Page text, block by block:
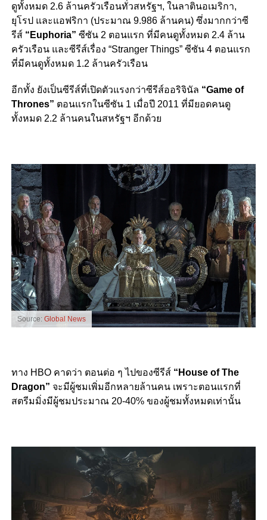
ดูทั้งหมด 2.6 ล้านครัวเรือนทั่วสหรัฐฯ, ในลาตินอเมริกา,
ยุโรป และแอฟริกา (ประมาณ 9.986 ล้านคน) ซึ่งมากกว่าซี
รีส์ “Euphoria” ซีซัน 2 ตอนแรก ที่มีคนดูทั้งหมด 2.4 ล้าน
ครัวเรือน และซีรีส์เรื่อง “Stranger Things” ซีซัน 4 ตอนแรก
ที่มีคนดูทั้งหมด 1.2 ล้านครัวเรือน
อีกทั้ง ยังเป็นซีรีส์ที่เปิดตัวแรงกว่าซีรีส์ออริจินัล “Game of
Thrones” ตอนแรกในซีซัน 1 เมื่อปี 2011 ที่มียอดคนดู
ทั้งหมด 2.2 ล้านคนในสหรัฐฯ อีกด้วย
Source: Global News
ทาง HBO คาดว่า ตอนต่อ ๆ ไปของซีรีส์ “House of The
Dragon” จะมีผู้ชมเพิ่มอีกหลายล้านคน เพราะตอนแรกที่
สตรีมมิ่งมีผู้ชมประมาณ 20-40% ของผู้ชมทั้งหมดเท่านั้น